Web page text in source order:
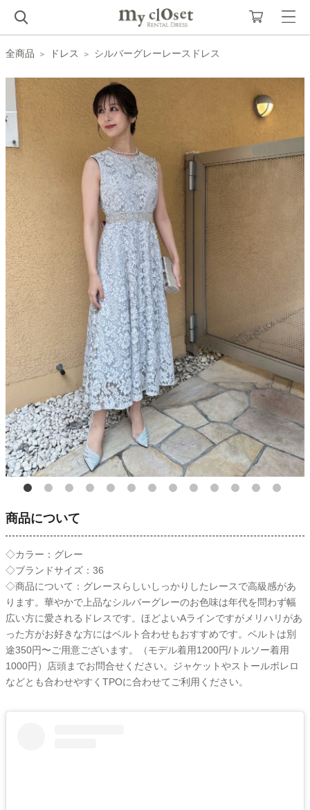
全商品 ドレス シルバーグレーレースドレス
商品について
◇カラー：グレー
◇ブランドサイズ：36
◇商品について：グレースらしいしっかりしたレースで高級感があ
ります。華やかで上品なシルバーグレーのお色味は年代を問わず幅
広い方に愛されるドレスです。ほどよいAラインですがメリハリがあ
った方がお好きな方にはベルト合わせもおすすめです。ベルトは別
途350円〜ご用意ございます。（モデル着用1200円/トルソー着用
1000円）店頭までお問合せください。ジャケットやストールボレロ
などとも合わせやすくTPOに合わせてご利用ください。